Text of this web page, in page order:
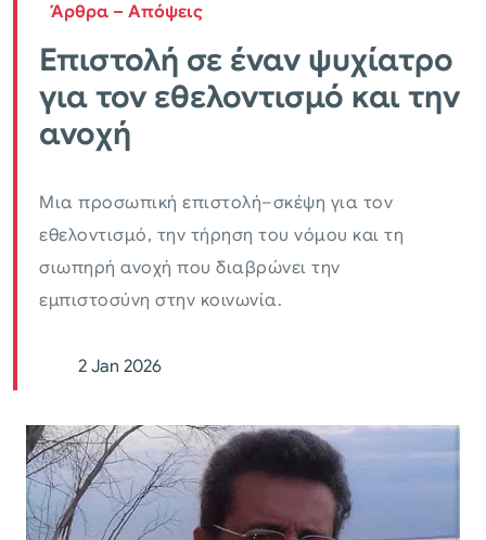
Άρθρα – Απόψεις
Επιστολή σε έναν ψυχίατρο
για τον εθελοντισμό και την
ανοχή
Μια προσωπική επιστολή–σκέψη για τον
εθελοντισμό, την τήρηση του νόμου και τη
σιωπηρή ανοχή που διαβρώνει την
εμπιστοσύνη στην κοινωνία.
2 Jan 2026